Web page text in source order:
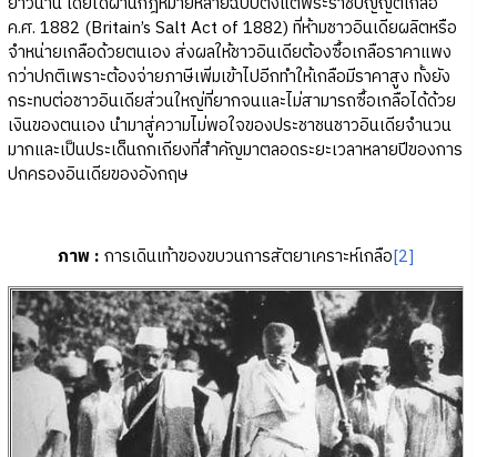
ค.ศ. 1882 (Britain’s Salt Act of 1882) ที่ห้ามชาวอินเดียผลิตหรือ
จำหน่ายเกลือด้วยตนเอง ส่งผลให้ชาวอินเดียต้องซื้อเกลือราคาแพง
กว่าปกติเพราะต้องจ่ายภาษีเพิ่มเข้าไปอีกทำให้เกลือมีราคาสูง ทั้งยัง
กระทบต่อชาวอินเดียส่วนใหญ่ที่ยากจนและไม่สามารถซื้อเกลือได้ด้วย
เงินของตนเอง นำมาสู่ความไม่พอใจของประชาชนชาวอินเดียจำนวน
มากและเป็นประเด็นถกเถียงที่สำคัญมาตลอดระยะเวลาหลายปีของการ
ปกครองอินเดียของอังกฤษ
ภาพ : การเดินเท้าของขบวนการสัตยาเคราะห์เกลือ[2]